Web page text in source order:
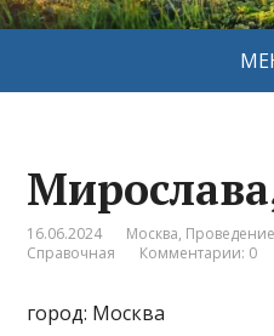
16.06.2024 Москва,
Справочная
Комментарии: 0
город: Москва